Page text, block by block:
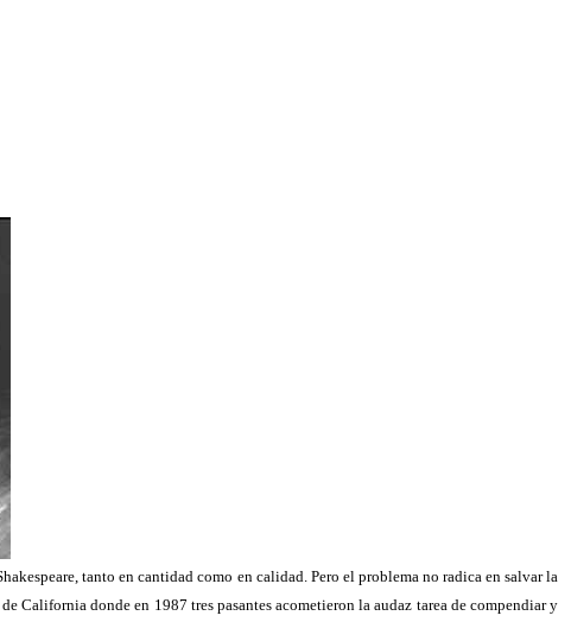
tanto en cantidad como en calidad. Pero el problema no radica en salvar la
California donde en 1987 tres pasantes acometieron la audaz tarea de compendiar y